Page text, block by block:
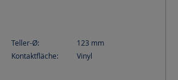
Teller-Ø: 123 mm
Kontaktfläche:
Vinyl